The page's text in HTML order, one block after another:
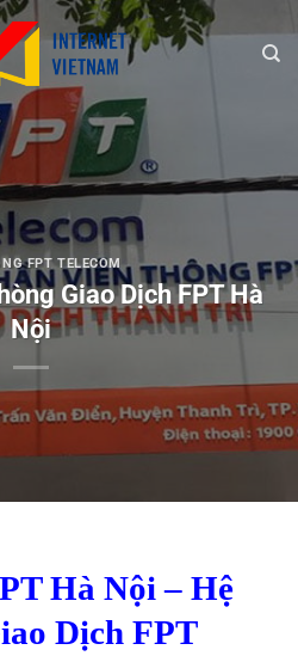
FPT TELECOM
Giao Dịch FPT Hà
Nội
Hà Nội – Hệ
Dịch FPT